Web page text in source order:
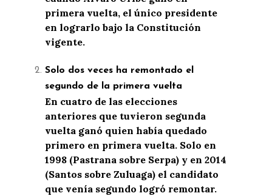
primera vuelta, el único presidente
en lograrlo bajo la Constitución
vigente.
Solo dos veces ha remontado el
segundo de la primera vuelta
En cuatro de las elecciones
anteriores que tuvieron segunda
vuelta ganó quien había quedado
primero en primera vuelta. Solo en
1998 (Pastrana sobre Serpa) y en 2014
(Santos sobre Zuluaga) el candidato
que venía segundo logró remontar.